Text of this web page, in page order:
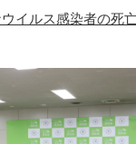
イルス感染者の死